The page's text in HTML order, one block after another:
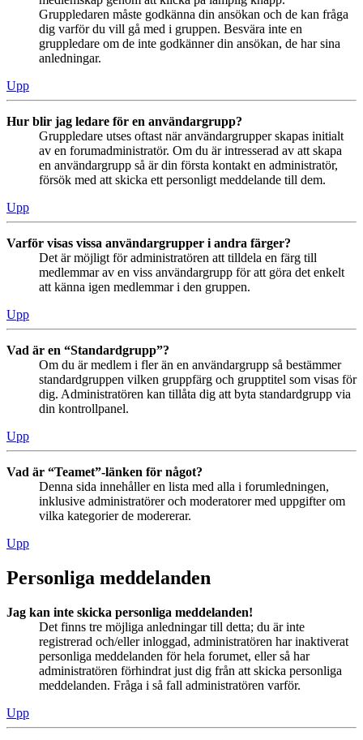
Gruppledaren måste godkänna din ansökan och de kan fråga
dig varför du vill gå med i gruppen. Besvära inte en
gruppledare om de inte godkänner din ansökan, de har sina
anledningar.
Upp
Hur blir jag ledare för en användargrupp?
Gruppledare utses oftast när användargrupper skapas initialt
av en forumadministratör. Om du är intresserad av att skapa
en användargrupp så är din första kontakt en administratör,
försök med att skicka ett personligt meddelande till dem.
Upp
Varför visas vissa användargrupper i andra färger?
Det är möjligt för administratören att tilldela en färg till
medlemmar av en viss användargrupp för att göra det enkelt
att känna igen medlemmar i den gruppen.
Upp
Vad är en “Standardgrupp”?
Om du är medlem i fler än en användargrupp så bestämmer
standardgruppen vilken gruppfärg och grupptitel som visas för
dig. Administratören kan tillåta dig att byta standardgrupp via
din kontrollpanel.
Upp
Vad är “Teamet”-länken för något?
Denna sida innehåller en lista med alla i forumledningen,
inklusive administratörer och moderatorer med uppgifter om
vilka kategorier de modererar.
Upp
Personliga meddelanden
Jag kan inte skicka personliga meddelanden!
Det finns tre möjliga anledningar till detta; du är inte
registrerad och/eller inloggad, administratören har inaktiverat
personliga meddelanden för hela forumet, eller så har
administratören förhindrat just dig från att skicka personliga
meddelanden. Fråga i så fall administratören varför.
Upp